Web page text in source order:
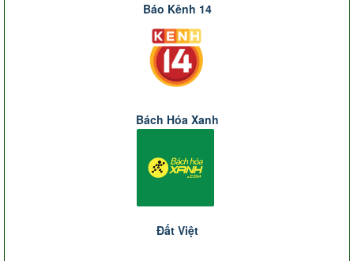
Báo Kênh 14
Bách Hóa Xanh
Đất Việt